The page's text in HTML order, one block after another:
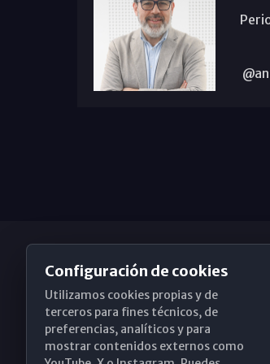
Obispado de Málaga
Configuración de cookies
Utilizamos cookies propias y de
terceros para fines técnicos, de
preferencias, analíticos y para
mostrar contenidos externos como